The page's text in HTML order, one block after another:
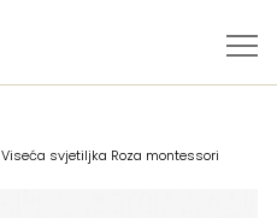
Viseća svjetiljka Roza montessori